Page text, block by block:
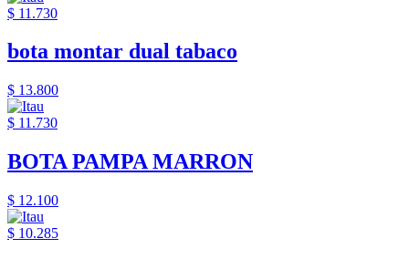
$ 11.730
bota montar dual tabaco
$ 13.800
$ 11.730
BOTA PAMPA MARRON
$ 12.100
$ 10.285